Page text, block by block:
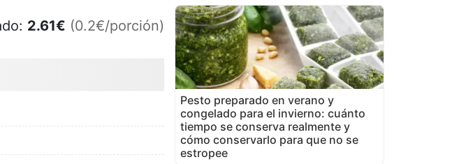
2.61€ (0.2€/porción)
Pesto preparado en verano y
congelado para el invierno: cuánto
tiempo se conserva realmente y
cómo conservarlo para que no se
estropee